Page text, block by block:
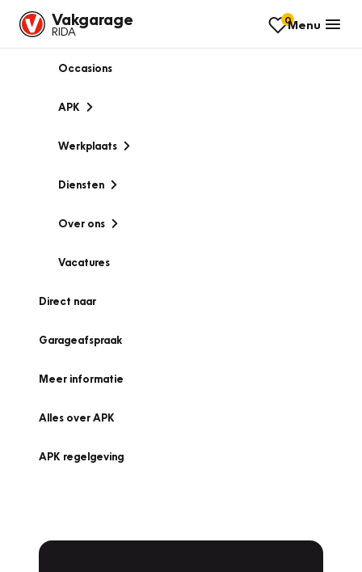
Vakgarage
RIDA
0Menu
Occasions
APK
Werkplaats
Diensten
Over ons
Vacatures
Direct naar
Garageafspraak
Meer informatie
Alles over APK
APK regelgeving